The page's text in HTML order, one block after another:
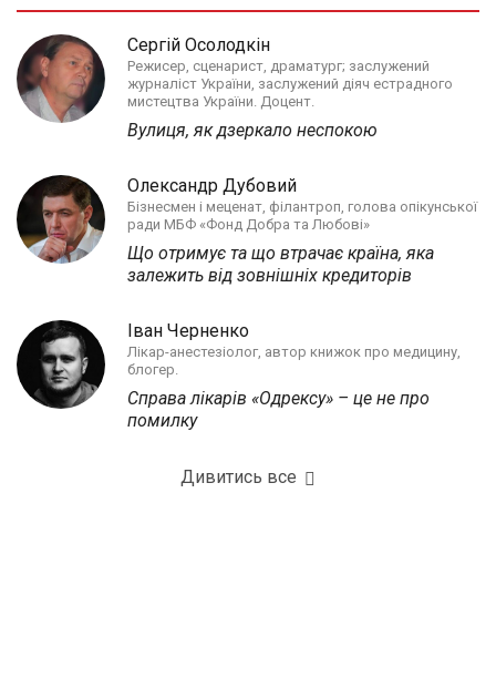
Сергій Осолодкін
Режисер, сценарист, драматург; заслужений
журналіст України, заслужений діяч естрадного
мистецтва України. Доцент.
Вулиця, як дзеркало неспокою
Олександр Дубовий
Бізнесмен і меценат, філантроп, голова опікунської
ради МБФ «Фонд Добра та Любові»
Що отримує та що втрачає країна, яка
залежить від зовнішніх кредиторів
Іван Черненко
Лікар-анестезіолог, автор книжок про медицину,
блогер.
Справа лікарів «Одрексу» – це не про
помилку
Дивитись все